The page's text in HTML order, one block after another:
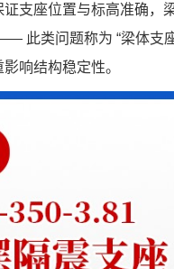
支座位置与标高准确，
此类问题称为 “梁体支
响结构稳定性。